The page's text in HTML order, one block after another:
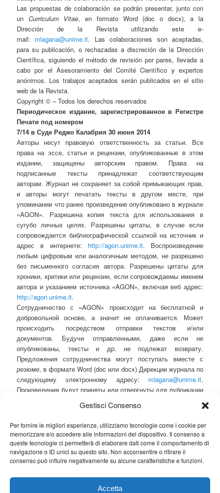
Gestisci Consenso
Per fornire le migliori esperienze, utilizziamo tecnologie come i cookie per
memorizzare e/o accedere alle informazioni del dispositivo. Il consenso a
queste tecnologie ci permetterà di elaborare dati come il comportamento di
navigazione o ID unici su questo sito. Non acconsentire o ritirare il
consenso può influire negativamente su alcune caratteristiche e funzioni.
Accetta
Las propuestas de colaboración se podrán presentar, junto con
un Curriculum Vitae, en formato Word (doc o docx), a la
Dirección de la Revista utilizando este e-
mail: mlagana@unime.it. Las colaboraciones son aceptadas,
para su publicación, o rechazadas a discreción de la Dirección
Científica, siguiendo el método de revisión por pares, llevada a
cabo por el Asesoramiento del Comité Científico y expertos
anónimos. Los trabajos aceptados serán publicados en el sitio
web de la Revista.
Copyright © – Todos los derechos reservados
Периодическое издание, зарегистрированное в Регистре
Печати под номером
7/14 в Суде Реджо Калабрия 30 июня 2014
Авторы несут правовую ответственность за статьи. Все
права на эссе, статьи и рецензии, опубликованные в этом
издании, защищены авторским правом. Права на
подписанные тексты принадлежат соответствующим
авторам. Журнал не сохраняет за собой примыкающих прав,
и авторы могут печатать тексты в другом месте, при
упоминании что ранее произведение опубликовано в журнале
«AGON». Разрешена копия текста для использования в
сугубо личных целях. Разрешены цитаты, в случае если
сопровождается библиографической ссылкой на источник и
адрес в интернете: http://agon.unime.it. Воспроизведение
любым цифровым или аналогичным методом, не разрешено
без письменного согласия автора. Разрешены цитаты для
хроники, критики или рецензии, если сопровождаемы именем
автора и указанием источника «AGON», включая веб адрес:
http://agon.unime.it.
Сотрудничество с «AGON» происходит на бесплатной и
добровольной основе, а значит не оплачивается. Может
происходить посредством отправки текстов и/или
документов. Будучи отправленными, даже если не
опубликованы, тексты и др. не подлежат возврату.
Предложения сотрудничества могут поступать вместе с
резюме, в формате Word (doc или docx) Дирекции журнала по
следующему электронному адресу: mlagana@unime.it.
Произведения будут приняты или отвергнуты для публикации
по неопровержимой оценке научной Дирекции, которая
основана на равнозначной проверке совета Научного
выложены в сеть в Журнале.
Copyright © – Все Права Защищены